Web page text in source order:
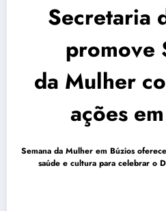
Secretaria
promove
da Mulher
ações
Semana da Mulher em Búzios
saúde e cultura para celebrar o